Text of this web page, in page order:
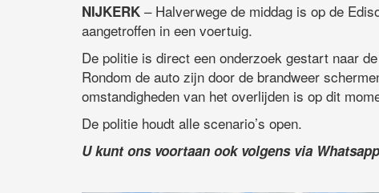
NIJKERK – Halverwege de middag is op de
aangetroffen in een voertuig.
De politie is direct een onderzoek gestart naar
Rondom de auto zijn door de brandweer
omstandigheden van het overlijden is op dit
De politie houdt alle scenario’s open.
U kunt ons voortaan ook volgens via